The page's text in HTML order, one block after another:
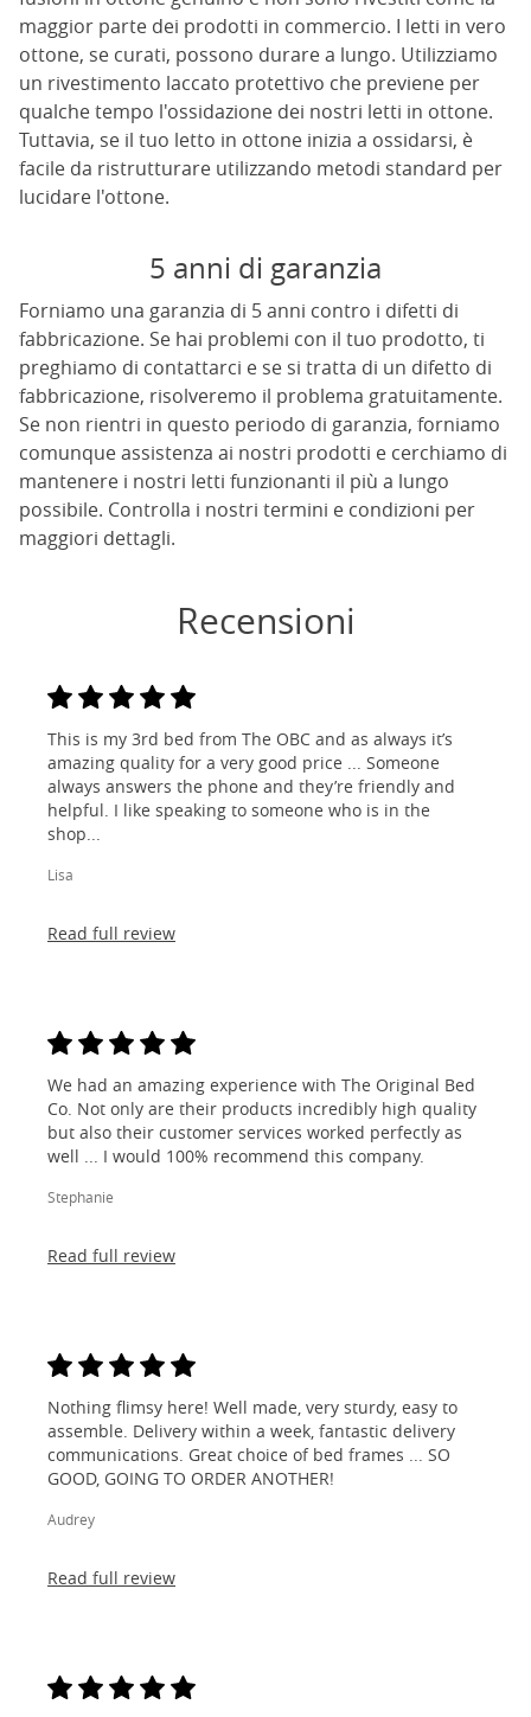
maggior parte dei prodotti in commercio. I letti in vero
ottone, se curati, possono durare a lungo. Utilizziamo
un rivestimento laccato protettivo che previene per
qualche tempo l'ossidazione dei nostri letti in ottone.
Tuttavia, se il tuo letto in ottone inizia a ossidarsi, è
facile da ristrutturare utilizzando metodi standard per
lucidare l'ottone.
5 anni di garanzia
Forniamo una garanzia di 5 anni contro i difetti di
fabbricazione. Se hai problemi con il tuo prodotto, ti
preghiamo di contattarci e se si tratta di un difetto di
fabbricazione, risolveremo il problema gratuitamente.
Se non rientri in questo periodo di garanzia, forniamo
comunque assistenza ai nostri prodotti e cerchiamo di
mantenere i nostri letti funzionanti il più a lungo
possibile. Controlla i nostri termini e condizioni per
maggiori dettagli.
Recensioni
This is my 3rd bed from The OBC and as always it’s
amazing quality for a very good price ... Someone
always answers the phone and they’re friendly and
helpful. I like speaking to someone who is in the
shop...
Lisa
Read full review
We had an amazing experience with The Original Bed
Co. Not only are their products incredibly high quality
but also their customer services worked perfectly as
well ... I would 100% recommend this company.
Stephanie
Read full review
Nothing flimsy here! Well made, very sturdy, easy to
assemble. Delivery within a week, fantastic delivery
communications. Great choice of bed frames ... SO
GOOD, GOING TO ORDER ANOTHER!
Audrey
Read full review